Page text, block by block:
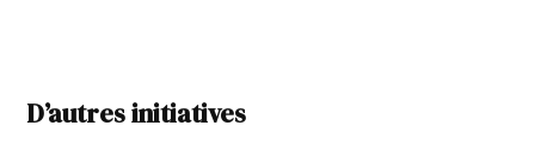
D’autres initiatives